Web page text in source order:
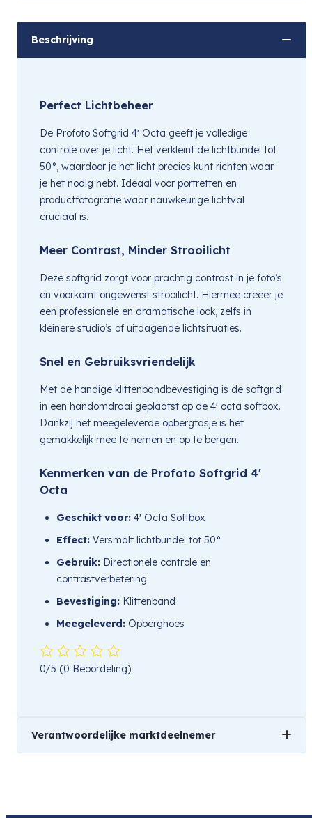
Beschrijving
Perfect Lichtbeheer
De Profoto Softgrid 4′ Octa geeft je volledige
controle over je licht. Het verkleint de lichtbundel tot
50°, waardoor je het licht precies kunt richten waar
je het nodig hebt. Ideaal voor portretten en
productfotografie waar nauwkeurige lichtval
cruciaal is.
Meer Contrast, Minder Strooilicht
Deze softgrid zorgt voor prachtig contrast in je foto’s
en voorkomt ongewenst strooilicht. Hiermee creëer je
een professionele en dramatische look, zelfs in
kleinere studio’s of uitdagende lichtsituaties.
Snel en Gebruiksvriendelijk
Met de handige klittenbandbevestiging is de softgrid
in een handomdraai geplaatst op de 4′ octa softbox.
Dankzij het meegeleverde opbergtasje is het
gemakkelijk mee te nemen en op te bergen.
Kenmerken van de Profoto Softgrid 4′
Octa
Geschikt voor: 4′ Octa Softbox
Effect: Versmalt lichtbundel tot 50°
Gebruik: Directionele controle en
contrastverbetering
Bevestiging: Klittenband
Meegeleverd: Opberghoes
0/5 (0 Beoordeling)
Verantwoordelijke marktdeelnemer